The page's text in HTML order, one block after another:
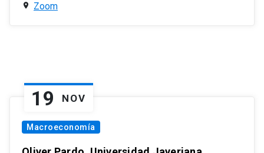
Zoom
19 NOV
Macroeconomía